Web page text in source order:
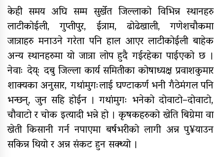
केही समय अघि सम्म सुर्खेत जिल्लाको विभिन्न स्थानहरु
लाटीकोईली, गुप्तीपुर, ईत्राम, ढोढेखाली, गणेशचौकमा
जात्राहरु मनाउने गरेता पनि हाल आएर लाटीकोईली बाहेक
अन्य स्थानहरुमा यो जात्रा लोप हुदै गईरहेका पाईएको छ ।
नेवाः देय्ः दबु जिल्ला कार्य समितीका कोषाध्यक्ष प्रवाशकुमार
शाक्यका अनुसार, गथांमुगःलाई घण्टाकर्ण भनी गँठेमंगल पनि
भन्छन्, जुन सहि होईन । गथांमुगः भनेको दोवाटो–दोवाटो,
चौवाटो र चोक इत्यादी भन्ने हो । कृषकहरुको खेति बिग्रेमा वा
खेती किसानी गर्न नपाएमा बर्षभरीको लागी अन्न पु¥याउन
सकिन्न थियो र अन्न संकट हुन सक्थ्यो ।